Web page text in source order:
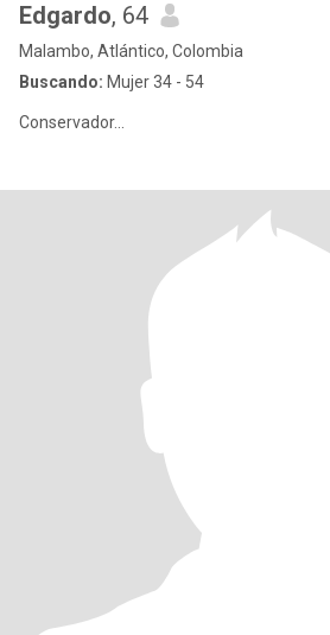
Edgardo, 64
Malambo, Atlántico, Colombia
Buscando: Mujer 34 - 54
Conservador...